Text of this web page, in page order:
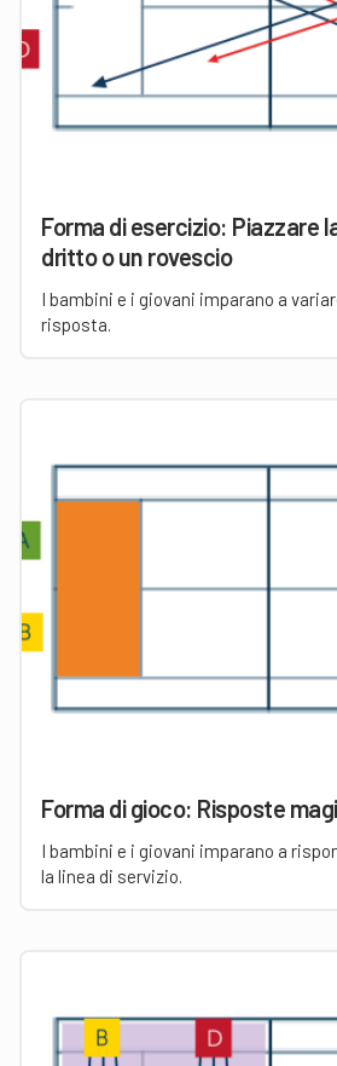
Forma di esercizio: Piazzare
dritto o un rovescio
I bambini e i giovani imparano a
risposta.
Forma di gioco: Risposte
I bambini e i giovani imparano a
la linea di servizio.